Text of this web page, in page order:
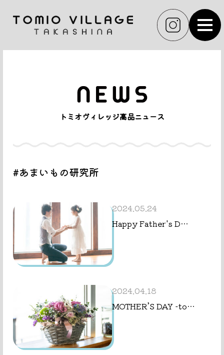
トミオヴィレッジ高品ニュース
#あまいもの研究所
2024.05.24
Happy Father's D…
2024.04.18
MOTHER’S DAY -to…